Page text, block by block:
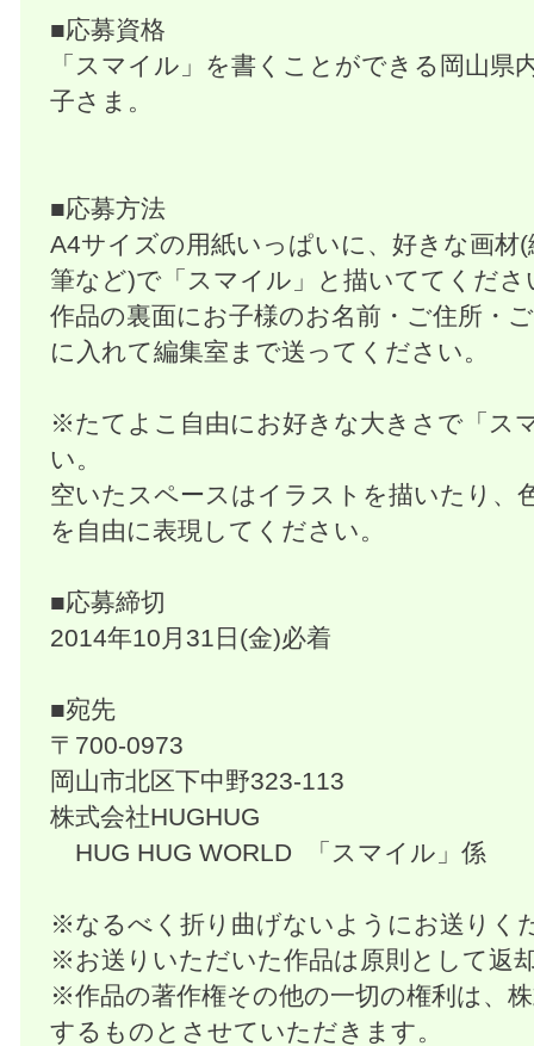
■応募資格
「スマイル」を書くことができる岡山県
子さま。
■応募方法
A4サイズの用紙いっぱいに、好きな画材
筆など)で「スマイル」と描いててくださ
作品の裏面にお子様のお名前・ご住所・
に入れて編集室まで送ってください。
※たてよこ自由にお好きな大きさで「ス
い。
空いたスペースはイラストを描いたり、
を自由に表現してください。
■応募締切
2014年10月31日(金)必着
■宛先
〒700-0973
岡山市北区下中野323-113
株式会社HUGHUG
HUG HUG WORLD 「スマイル」係
※なるべく折り曲げないようにお送りく
※お送りいただいた作品は原則として返
※作品の著作権その他の一切の権利は、
するものとさせていただきます。